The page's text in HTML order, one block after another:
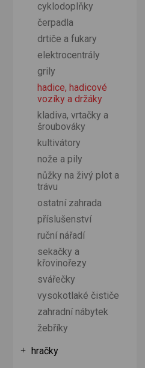
cyklodoplňky
čerpadla
drtiče a fukary
elektrocentrály
grily
hadice, hadicové
vozíky a držáky
kladiva, vrtačky a
šroubováky
kultivátory
nože a pily
nůžky na živý plot a
trávu
ostatní zahrada
příslušenství
ruční nářadí
sekačky a
křovinořezy
svářečky
vysokotlaké čističe
zahradní nábytek
žebříky
hračky